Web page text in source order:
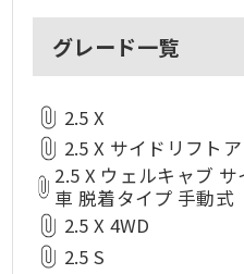
グレード一覧
2.5 X
2.5 X サイドリフト
2.5 X ウェルキャブ
車 脱着タイプ 手動式
2.5 X 4WD
2.5 S